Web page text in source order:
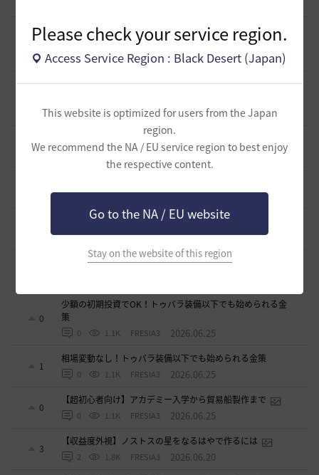
Please check your service region.
Access Service Region : Black Desert (Japan)
This website is optimized for users from the Japan
region.
We recommend the NA / EU service region to best enjoy
the respective content.
Go to the NA / EU website
Stay on the website of this region
7
【初心者さまへ】装備更新の流れ（HYPERBOOST）
（2026/07/30～）
1 898 セルベリア 6 日前
【初心者さまへ】7月30日のアプデで装備更新が大きく変わ
1 991 セルベリア 2026.07.27
2
漆黒ライオン狩猟用 ノックバック＆気絶抵抗100%構成
1 973 ふぁちゃん 2026.07.21
1 1K もかふ 2026.07.17
知らないと損するリアル砂漠知識 アイテム編
0 1.3K ザンナック-日本 2026.07.12
キャラレベルランキング 68Lv以上の人数は？
0
少額の初期投資でOK！トゥバラ装備以下でも始められる金
策
0 1.1K FRESIA3 2026.06.25
1
相場変動なし！トゥバラ装備以下でも始められる金策
0 1.1K FRESIA3 2026.06.25
0
【超初心者向け】アカデミー入学から貿易船製作まで
0 1.1K FRESIA3 2026.06.25
3
【収益度外視】ノストスの星をなるはやで作るには
2 1.8K FRESIA3 2026.06.20